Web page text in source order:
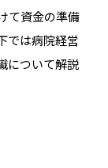
て資金の準備
では病院経営
について解説